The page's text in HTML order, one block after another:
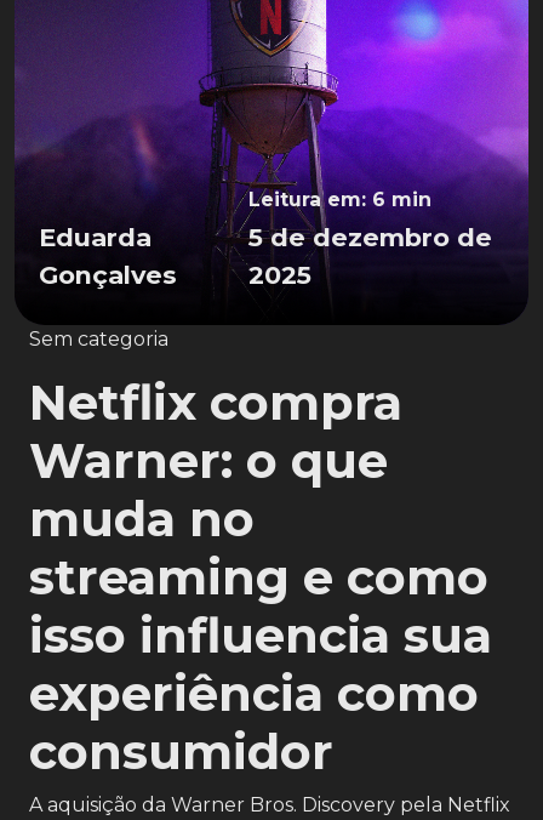
Eduarda
Gonçalves
Leitura em: 6 min
5 de dezembro de
2025
Sem categoria
Netflix compra
Warner: o que
muda no
streaming e como
isso influencia sua
experiência como
consumidor
A aquisição da Warner Bros. Discovery pela Netflix